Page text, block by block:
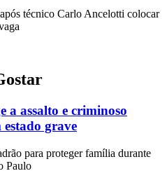
técnico Carlo Ancelotti colocar
a assalto e criminoso
grave
para proteger família durante
Paulo